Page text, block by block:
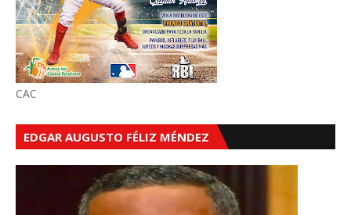
CAC
EDGAR AUGUSTO FÉLIZ MÉNDEZ